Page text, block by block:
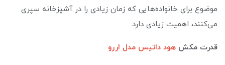
موضوع برای خانواده‌هایی که زمان زیادی را در آشپزخانه سپری
می‌کنند، اهمیت زیادی دارد.
قدرت مکش هود داتیس مدل اررو